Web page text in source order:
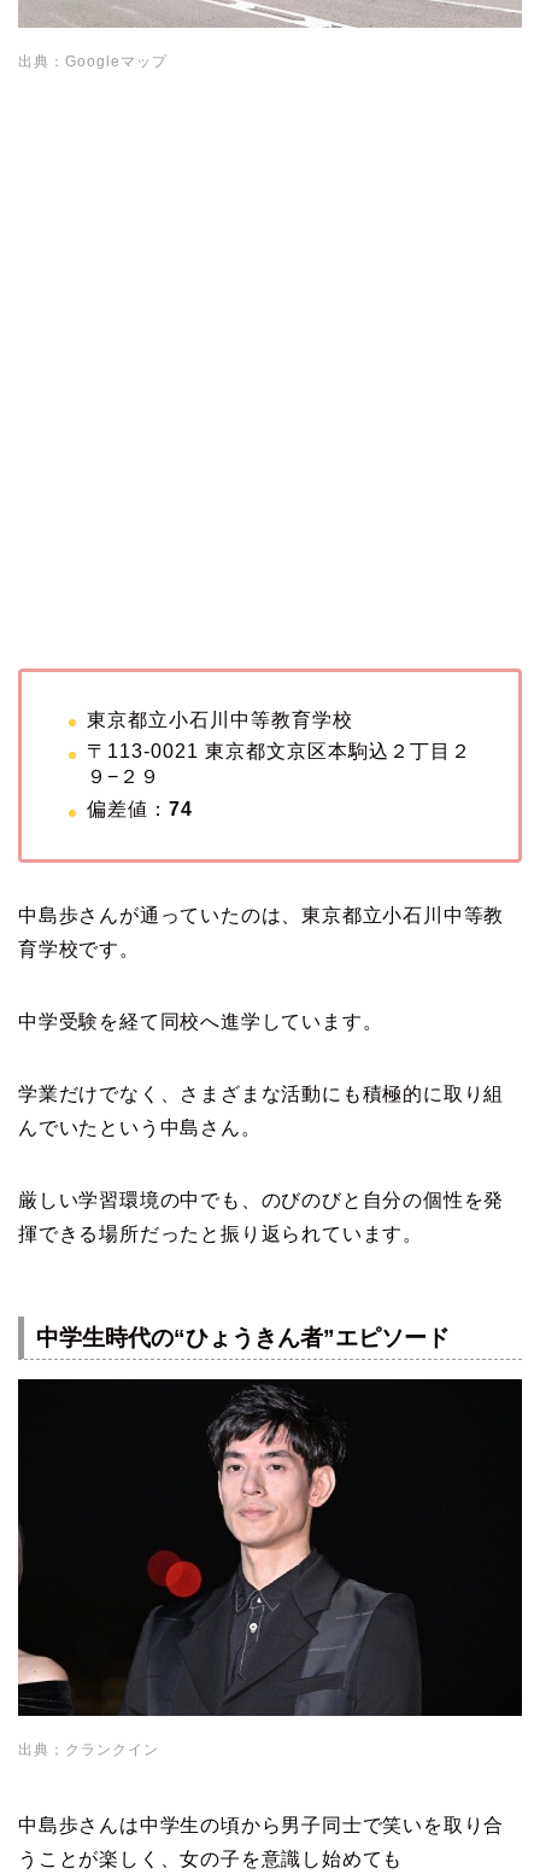
出典：Googleマップ
東京都立小石川中等教育学校
〒113-0021 東京都文京区本駒込２丁目２
９−２９
偏差値： 74
中島歩さんが通っていたのは、東京都立小石川中等教
育学校です。
中学受験を経て同校へ進学しています。
学業だけでなく、さまざまな活動にも積極的に取り組
んでいたという中島さん。
厳しい学習環境の中でも、のびのびと自分の個性を発
揮できる場所だったと振り返られています。
中学生時代の“ひょうきん者”エピソード
出典；クランクイン
中島歩さんは中学生の頃から男子同士で笑いを取り合
うことが楽しく、女の子を意識し始めても